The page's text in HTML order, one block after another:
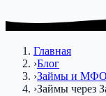
Главная
›Блог
›Займы и МФО
›Займы через